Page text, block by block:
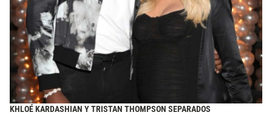
KHLOÉ KARDASHIAN Y TRISTAN THOMPSON SEPARADOS